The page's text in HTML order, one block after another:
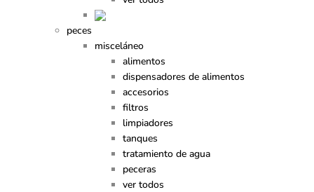
peces
misceláneo
alimentos
dispensadores de alimentos
accesorios
filtros
limpiadores
tanques
tratamiento de agua
peceras
ver todos